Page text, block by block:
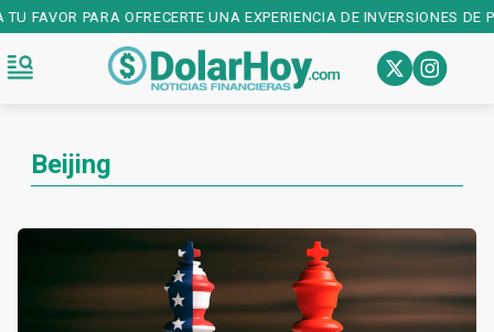
PARA OFRECERTE UNA EXPERIENCIA DE INVERSIONES DE
Beijing